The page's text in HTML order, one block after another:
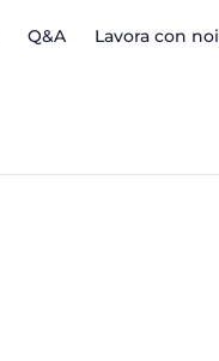
Q&A Lavora con noi